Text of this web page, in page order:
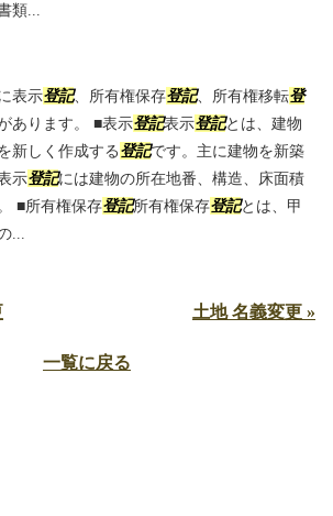
類...
表示登記、所有権保存登記、所有権移転登
あります。 ■表示登記表示登記とは、建物
新しく作成する登記です。主に建物を新築
示登記には建物の所在地番、構造、床面積
■所有権保存登記所有権保存登記とは、甲
...
土地 名義変更 »
一覧に戻る